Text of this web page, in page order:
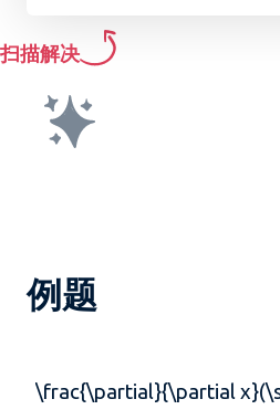
扫描解决
例题
\frac{\partial}{\partial